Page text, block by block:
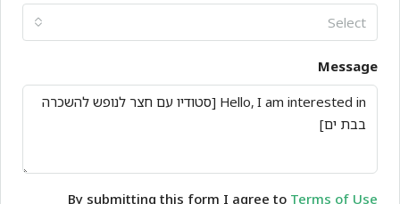
Select
Message
By submitting this form I agree to Terms of Use